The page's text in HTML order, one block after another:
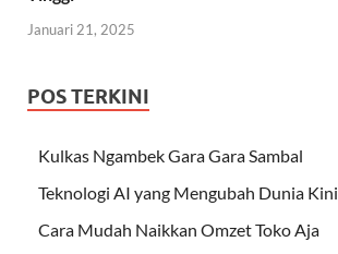
Januari 21, 2025
POS TERKINI
Kulkas Ngambek Gara Gara Sambal
Teknologi AI yang Mengubah Dunia Kini
Cara Mudah Naikkan Omzet Toko Aja